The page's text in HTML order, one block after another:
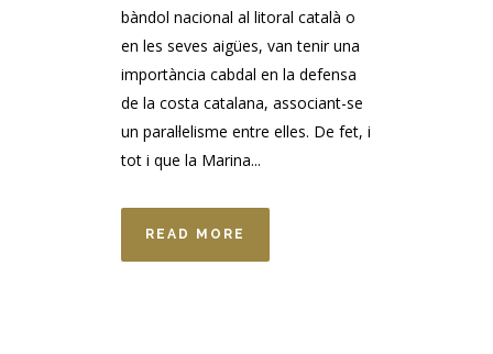
bàndol nacional al litoral català o
en les seves aigües, van tenir una
importància cabdal en la defensa
de la costa catalana, associant-se
un paral·lelisme entre elles. De fet, i
tot i que la Marina...
READ MORE